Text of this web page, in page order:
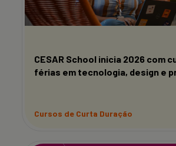
CESAR School inicia 2026 com
férias em tecnologia, design e
Cursos de Curta Duração